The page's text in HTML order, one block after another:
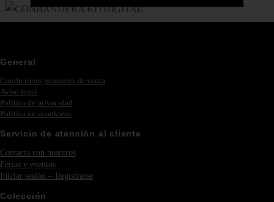
General
Condiciones generales de venta
Aviso legal
Política de privacidad
Política de «cookies»
Servicio de atención al cliente
Contacta con nosotros
Ferias y eventos
Iniciar sesión – Registrarse
Colección